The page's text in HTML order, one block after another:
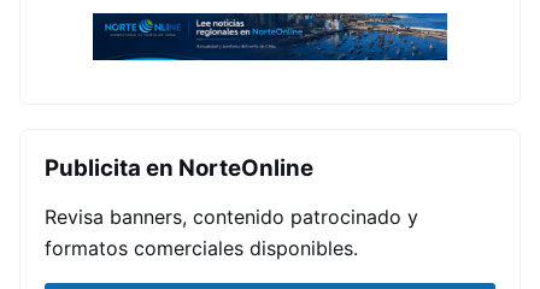
Publicita en NorteOnline
Revisa banners, contenido patrocinado y
formatos comerciales disponibles.